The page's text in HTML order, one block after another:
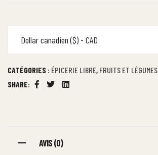
Dollar canadien ($) - CAD
CATÉGORIES : ÉPICERIE LIBRE, FRUITS ET LÉGUMES
SHARE:
Facebook
TwitterLinkedin
AVIS (0)